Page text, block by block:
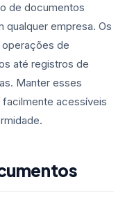
de documentos
qualquer empresa. Os
de
até registros de
Manter esses
acessíveis